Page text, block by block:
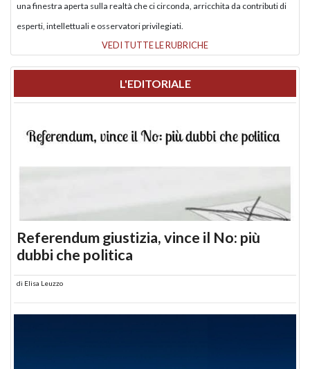
una finestra aperta sulla realtà che ci circonda, arricchita da contributi di
esperti, intellettuali e osservatori privilegiati.
VEDI TUTTE LE RUBRICHE
L'EDITORIALE
Referendum giustizia, vince il No: più
dubbi che politica
di Elisa Leuzzo